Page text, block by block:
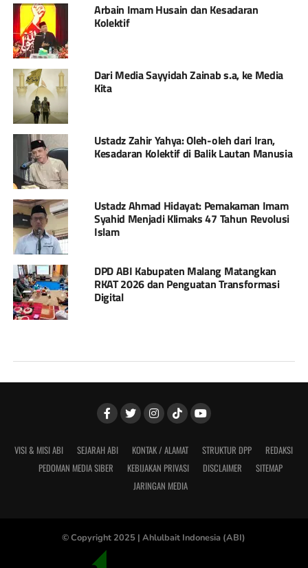
Arbain Imam Husain dan Kesadaran
Kolektif
Dari Media Sayyidah Zainab s.a, ke Media
Kita
Ustadz Zahir Yahya: Oleh-oleh dari Iran,
Kesadaran Kolektif di Balik Lautan Manusia
Ustadz Ahmad Hidayat: Pemakaman Imam
Syahid Menjadi Klimaks 47 Tahun Revolusi
Islam
DPD ABI Kabupaten Malang Matangkan
RKAT 2026 dan Penguatan Transformasi
Digital
VISI & MISI ABI SEJARAH ABI KONTAK / ALAMAT STRUKTUR DPP
REDAKSI
PEDOMAN MEDIA SIBER
KEBIJAKAN PRIVASI DISCLAIMER
SITEMAP
JARINGAN MEDIA
© Copyright 2025 | Ahlulbait Indonesia (ABI)